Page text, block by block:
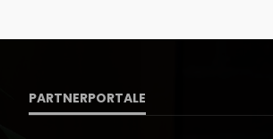
PARTNERPORTALE